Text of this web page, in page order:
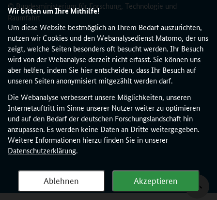
Wir bitten um Ihre Mithilfe!
Um diese Website bestmöglich an Ihrem Bedarf auszurichten,
nutzen wir Cookies und den Webanalysedienst Matomo, der uns
zeigt, welche Seiten besonders oft besucht werden. Ihr Besuch
wird von der Webanalyse derzeit nicht erfasst. Sie können uns
aber helfen, indem Sie hier entscheiden, dass Ihr Besuch auf
unseren Seiten anonymisiert mitgezählt werden darf.
Die Webanalyse verbessert unsere Möglichkeiten, unseren
Internetauftritt im Sinne unserer Nutzer weiter zu optimieren
und auf den Bedarf der deutschen Forschungslandschaft hin
anzupassen. Es werden keine Daten an Dritte weitergegeben.
Weitere Informationen hierzu finden Sie in unserer
Datenschutzerklärung.
Ablehnen Akzeptieren
© Bundesministerium für Forschung, Technologie und
Raumfahrt